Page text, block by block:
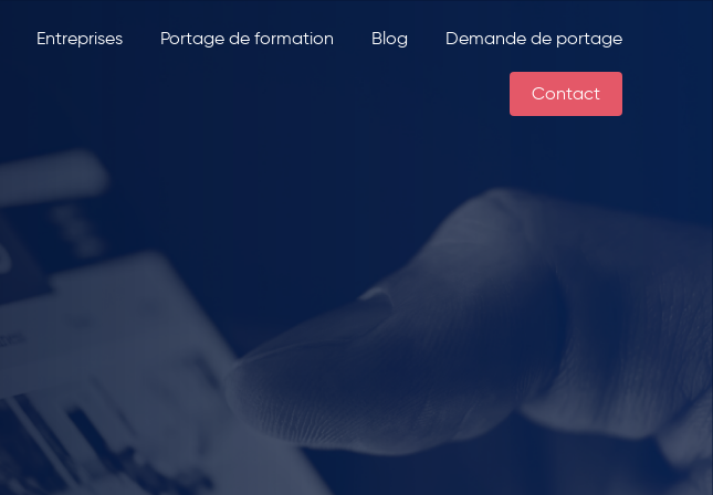
Entreprises Portage de formation Blog Demande de portage
Contact